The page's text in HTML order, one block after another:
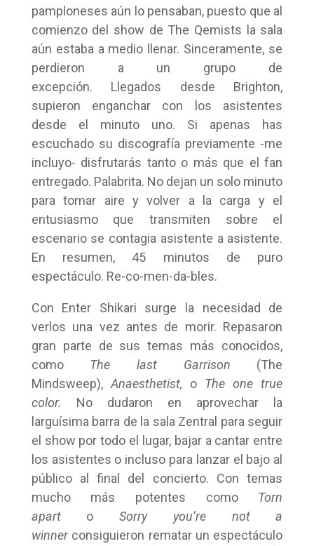
pamploneses aún lo pensaban, puesto que al
comienzo del show de The Qemists la sala
aún estaba a medio llenar. Sinceramente, se
perdieron a un grupo de
excepción. Llegados desde Brighton,
supieron enganchar con los asistentes
desde el minuto uno. Si apenas has
escuchado su discografía previamente -me
incluyo- disfrutarás tanto o más que el fan
entregado. Palabrita. No dejan un solo minuto
para tomar aire y volver a la carga y el
entusiasmo que transmiten sobre el
escenario se contagia asistente a asistente.
En resumen, 45 minutos de puro
espectáculo. Re-co-men-da-bles.
Con Enter Shikari surge la necesidad de
verlos una vez antes de morir. Repasaron
gran parte de sus temas más conocidos,
como The last Garrison (The
Mindsweep), Anaesthetist, o The one true
color. No dudaron en aprovechar la
larguísima barra de la sala Zentral para seguir
el show por todo el lugar, bajar a cantar entre
los asistentes o incluso para lanzar el bajo al
público al final del concierto. Con temas
mucho más potentes como Torn
apart oSorry you’re not a
winner consiguieron rematar un espectáculo